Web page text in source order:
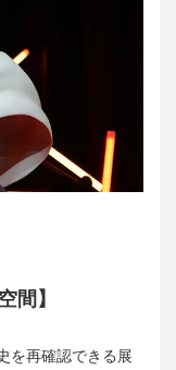
間】
を再確認できる展